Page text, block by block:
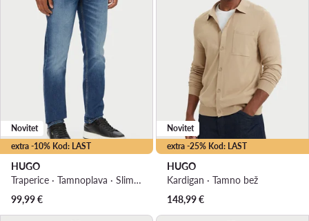
extra -10% Kod: LAST
Novitet
HUGO
Traperice · Tamnoplava · Slim Fit
99,99€
extra -25% Kod: LAST
Novitet
HUGO
Kardigan · Tamno bež
148,99€